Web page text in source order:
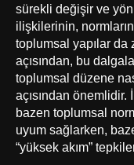
sürekli değişir ve
ilişkilerinin,
toplumsal yapılar da
açısından, bu
toplumsal düzene
açısından
bazen toplumsal
uyum sağlarken,
“yüksek akım”